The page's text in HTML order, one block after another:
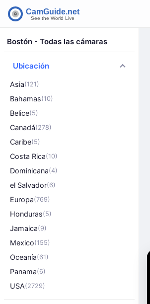
Bostón - Todas las cámaras
Ubicación
Asia(121)
Bahamas(10)
Belice(5)
Canadá(278)
Caribe(5)
Costa Rica(10)
Dominicana(4)
el Salvador(6)
Europa(769)
Honduras(5)
Jamaica(9)
Mexico(155)
Oceanía(61)
Panama(6)
USA(2729)